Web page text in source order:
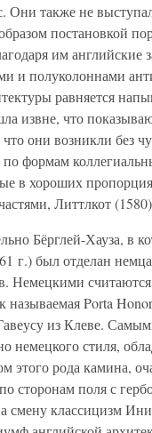
Они также не
постановкой
им английские
и полуколоннами
равняется
извне, что
что они возникли без
по формам
в хороших
Литтлкот
Бёрглей-Хауза, в
г.) был отделан
Немецкими
называемая Porta
из Клеве.
немецкого стиля,
этого рода камина,
сторонам поля с
смену классицизм